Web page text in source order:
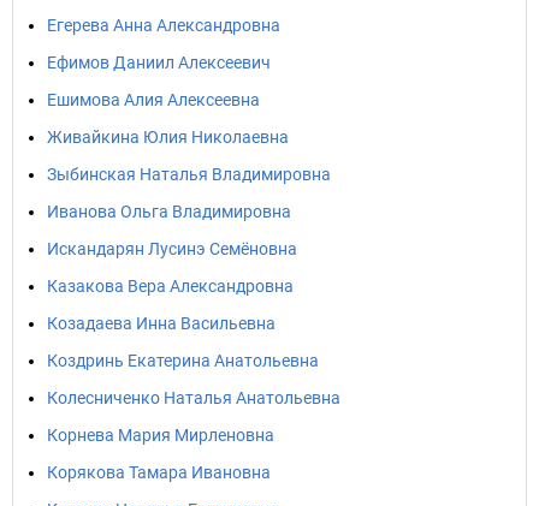
Егерева Анна Александровна
Ефимов Даниил Алексеевич
Ешимова Алия Алексеевна
Живайкина Юлия Николаевна
Зыбинская Наталья Владимировна
Иванова Ольга Владимировна
Искандарян Лусинэ Семёновна
Казакова Вера Александровна
Козадаева Инна Васильевна
Коздринь Екатерина Анатольевна
Колесниченко Наталья Анатольевна
Корнева Мария Мирленовна
Корякова Тамара Ивановна